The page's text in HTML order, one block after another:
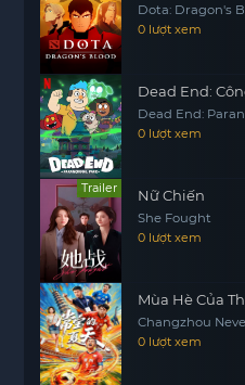
Dota: Dragon's
0 lượt xem
Dead End:
Dead End:
0 lượt xem
Trailer Nữ Chiến
She Fought
0 lượt xem
Mùa Hè Của
Changzhou
0 lượt xem